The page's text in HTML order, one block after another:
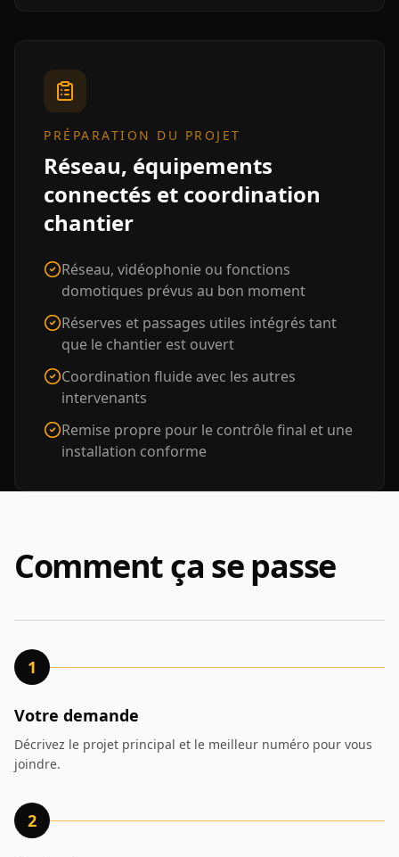
PRÉPARATION DU PROJET
Réseau, équipements
connectés et coordination
chantier
Réseau, vidéophonie ou fonctions
domotiques prévus au bon moment
Réserves et passages utiles intégrés tant
que le chantier est ouvert
Coordination fluide avec les autres
intervenants
Remise propre pour le contrôle final et une
installation conforme
Comment ça se passe
1
Votre demande
Décrivez le projet principal et le meilleur numéro pour vous
joindre.
2